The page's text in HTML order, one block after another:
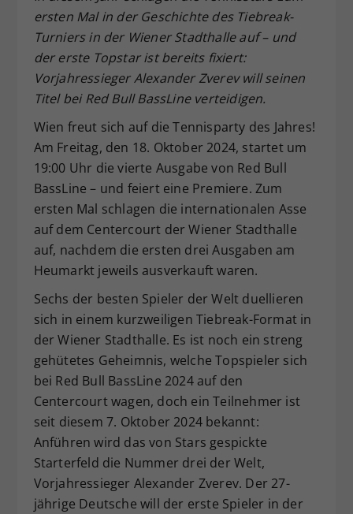
ersten Mal in der Geschichte des Tiebreak-
Turniers in der Wiener Stadthalle auf – und
der erste Topstar ist bereits fixiert:
Vorjahressieger Alexander Zverev will seinen
Titel bei Red Bull BassLine verteidigen.
Wien freut sich auf die Tennisparty des Jahres!
Am Freitag, den 18. Oktober 2024, startet um
19:00 Uhr die vierte Ausgabe von Red Bull
BassLine – und feiert eine Premiere. Zum
ersten Mal schlagen die internationalen Asse
auf dem Centercourt der Wiener Stadthalle
auf, nachdem die ersten drei Ausgaben am
Heumarkt jeweils ausverkauft waren.
Sechs der besten Spieler der Welt duellieren
sich in einem kurzweiligen Tiebreak-Format in
der Wiener Stadthalle. Es ist noch ein streng
gehütetes Geheimnis, welche Topspieler sich
bei Red Bull BassLine 2024 auf den
Centercourt wagen, doch ein Teilnehmer ist
seit diesem 7. Oktober 2024 bekannt:
Anführen wird das von Stars gespickte
Starterfeld die Nummer drei der Welt,
Vorjahressieger Alexander Zverev. Der 27-
jährige Deutsche will der erste Spieler in der
Zweck
Dieser Wert speichert Ihre Consent-
Einstellungen. Unter anderem eine
zufällig generierte ID, für die
historische Speicherung Ihrer
vorgenommen Einstellungen, falls der
Webseiten-Betreiber dies eingestellt
hat.